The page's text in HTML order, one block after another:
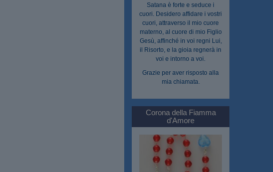
Satana è forte e seduce i
cuori. Desidero affidare i vostri
cuori, attraverso il mio cuore
materno, al cuore di mio Figlio
Gesù, affinché in voi regni Lui,
il Risorto, e la gioia regnerà in
voi e intorno a voi.
Grazie per aver risposto alla
mia chiamata.
Corona della Fiamma
d'Amore